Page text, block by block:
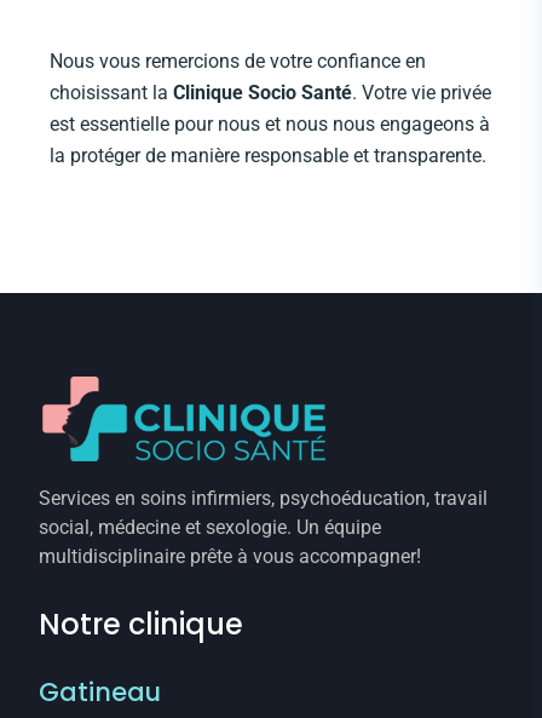
Nous vous remercions de votre confiance en
choisissant la Clinique Socio Santé. Votre vie privée
est essentielle pour nous et nous nous engageons à
la protéger de manière responsable et transparente.
Services en soins infirmiers, psychoéducation, travail
social, médecine et sexologie. Un équipe
multidisciplinaire prête à vous accompagner!
Notre clinique
Gatineau